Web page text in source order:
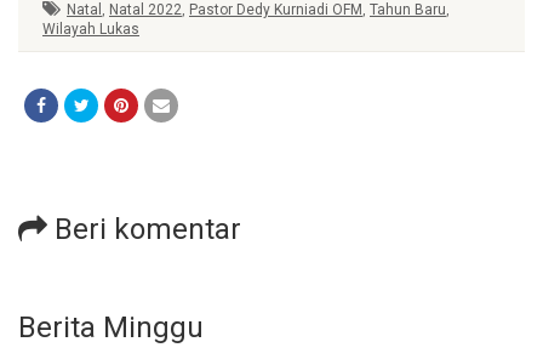
Natal , Natal 2022, Pastor Dedy Kurniadi OFM , Tahun Baru,
Wilayah Lukas
Beri komentar
Berita Minggu